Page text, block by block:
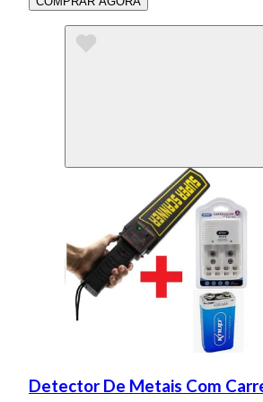
Detector De Metais Com